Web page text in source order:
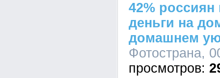
42% россиян
деньги на
домашнем
Фотострана,